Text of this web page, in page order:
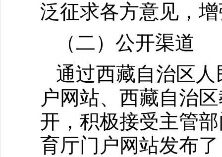
泛征求各方意见，
（二）公开渠道
通过西藏自治区
户网站、西藏自治
开，积极接受主管
育厅门户网站发布